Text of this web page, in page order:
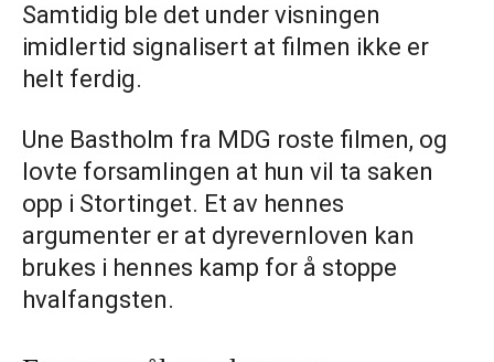
Samtidig ble det under visningen
imidlertid signalisert at filmen ikke er
helt ferdig.
Une Bastholm fra MDG roste filmen, og
lovte forsamlingen at hun vil ta saken
opp i Stortinget. Et av hennes
argumenter er at dyrevernloven kan
brukes i hennes kamp for å stoppe
hvalfangsten.